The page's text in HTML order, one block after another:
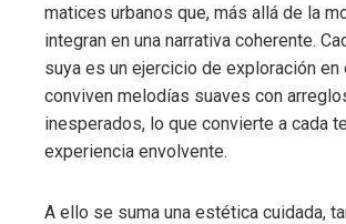
matices urbanos que, más allá de la
integran en una narrativa coherente.
suya es un ejercicio de exploración en
conviven melodías suaves con
inesperados, lo que convierte a cada
experiencia envolvente.
A ello se suma una estética cuidada,